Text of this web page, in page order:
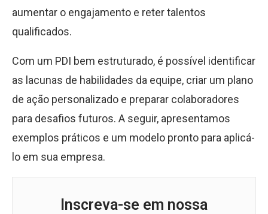
aumentar o engajamento e reter talentos
qualificados.
Com um PDI bem estruturado, é possível identificar
as lacunas de habilidades da equipe, criar um plano
de ação personalizado e preparar colaboradores
para desafios futuros. A seguir, apresentamos
exemplos práticos e um modelo pronto para aplicá-
lo em sua empresa.
Inscreva-se em nossa